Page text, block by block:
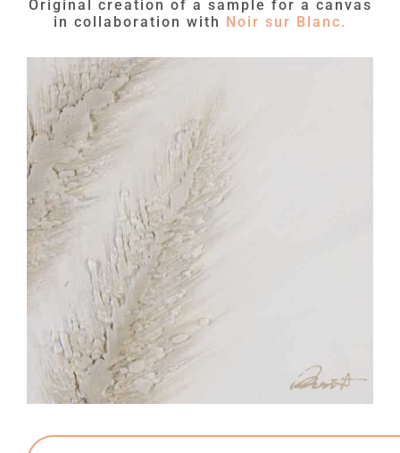
Original creation of a sample for a canvas
in collaboration with Noir sur Blanc.